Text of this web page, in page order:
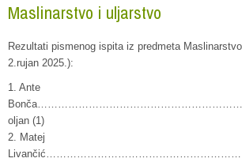
Maslinarstvo i uljarstvo
Rezultati pismenog ispita iz predmeta
2.rujan 2025.):
1. Ante
oljan (1)
2. Matej